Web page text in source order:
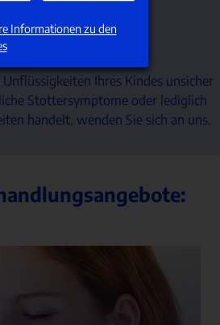
Möglichkeit)
Ihres Kindes unsicher
Stottersymptome oder lediglich
handelt, wenden Sie sich an uns.
Informationen zu den